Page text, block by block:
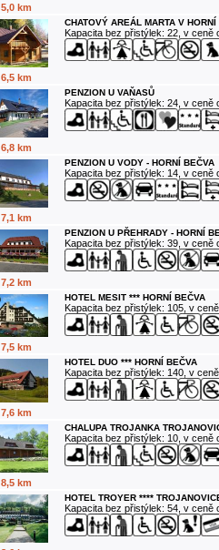
5,0 km
6,5 km
CHATOVÝ AREÁL MARTA V
Kapacita bez přistýlek: 22, v ceně
6,8 km
PENZION U VAŇASŮ
Kapacita bez přistýlek: 24, v ceně
7,1 km
PENZION U VODY - HORNÍ BEČVA
Kapacita bez přistýlek: 14, v ceně
7,2 km
PENZION U PŘEHRADY - HORNÍ
Kapacita bez přistýlek: 39, v ceně
7,5 km
HOTEL MESIT *** HORNÍ BEČVA
Kapacita bez přistýlek: 105, v
7,6 km
HOTEL DUO *** HORNÍ BEČVA
Kapacita bez přistýlek: 140, v
8,5 km
CHALUPA TROJANKA
Kapacita bez přistýlek: 10, v ceně
HOTEL TROYER ****
Kapacita bez přistýlek: 54, v ceně